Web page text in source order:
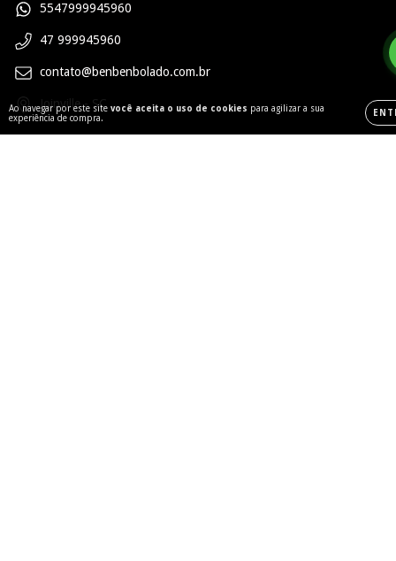
Ao navegar por este site você aceita o uso de cookies para agilizar a sua
experiência de compra.
5547999945960
47 999945960
contato@benbenbolado.com.br
Joinville - SC